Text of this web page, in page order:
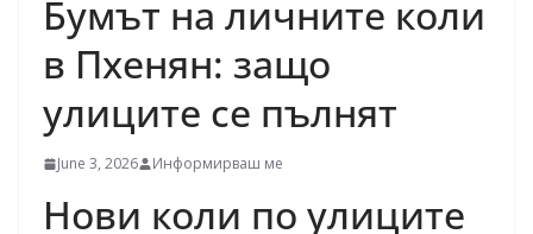
Бумът на личните коли
в Пхенян: защо
улиците се пълнят
June 3, 2026 Информирваш ме
Нови коли по улиците